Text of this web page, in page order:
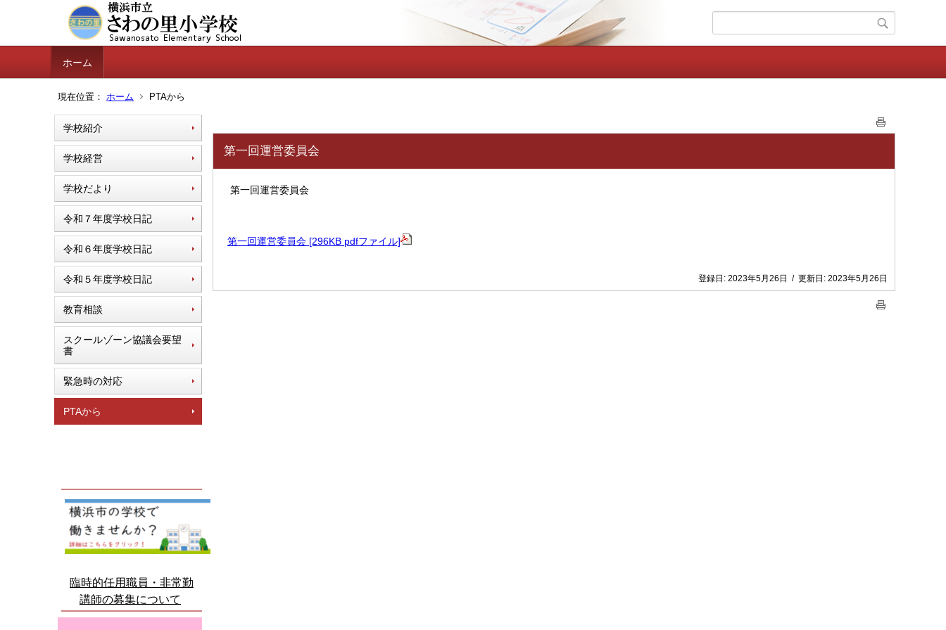
ホーム
現在位置： ホーム PTAから
学校紹介
学校経営
学校だより
令和７年度学校日記
令和６年度学校日記
令和５年度学校日記
教育相談
スクールゾーン協議会要望
書
緊急時の対応
PTAから
臨時的任用職員・非常勤
講師の募集について
第一回運営委員会
第一回運営委員会
第一回運営委員会 [296KB pdfファイル]
登録日: 2023年5月26日 / 更新日: 2023年5月26日